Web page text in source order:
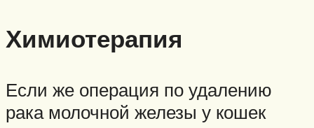
Химиотерапия
Если же операция по удалению
рака молочной железы у кошек